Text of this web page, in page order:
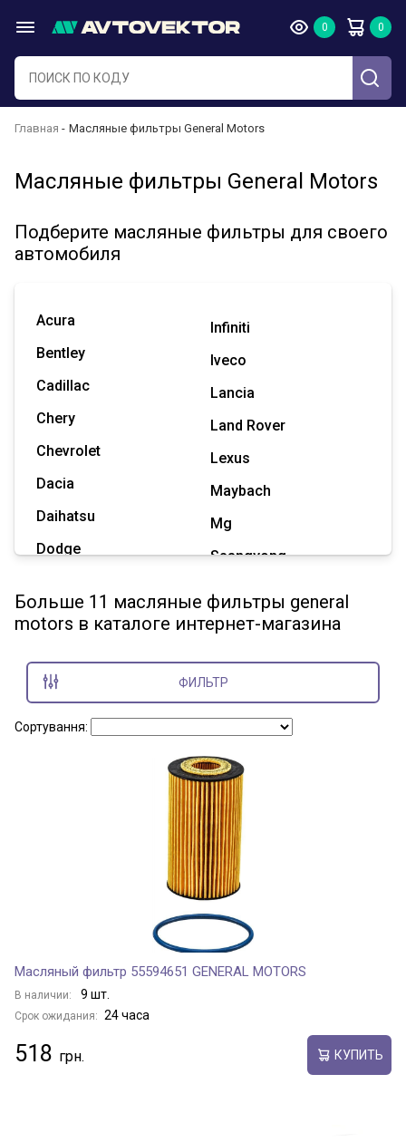
Главная Масляные фильтры General Motors
Масляные фильтры General Motors
Подберите масляные фильтры для своего
автомобиля
Acura
Bentley
Cadillac
Chery
Chevrolet
Dacia
Daihatsu
Dodge
Great Wall
Hummer
Infiniti
Iveco
Lancia
Land Rover
Lexus
Maybach
Mg
Ssangyong
Tesla
Показать все марки
Больше 11 масляные фильтры general
motors в каталоге интернет-магазина
ФИЛЬТР
Сортування:
Масляный фильтр 55594651 GENERAL MOTORS
В наличии: 9 шт.
Срок ожидания: 24 часа
518 КУПИТЬ